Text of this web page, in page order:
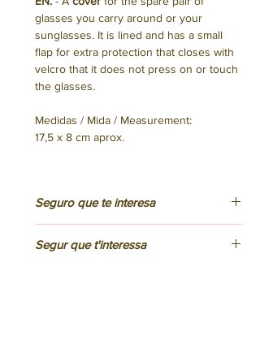
glasses you carry around or your
sunglasses. It is lined and has a small
flap for extra protection that closes with
velcro that it does not press on or touch
the glasses.
Medidas / Mida / Measurement:
17,5 x 8 cm aprox.
Seguro que te interesa
Hemos confeccionado este bolso en
Segur que t'interessa